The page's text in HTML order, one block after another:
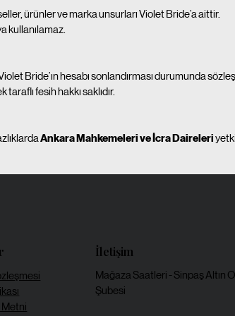
ürünler ve marka unsurları Violet Bride’a aittir.
kullanılamaz.
Bride’ın hesabı sonlandırması durumunda
fesih hakkı saklıdır.
Ankara Mahkemeleri ve İcra Daireleri
Metni
İletişim
Mağaza Saatleri - Sinpaş Altın
Şubesi